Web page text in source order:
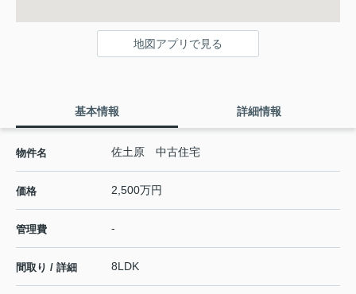
地図アプリで見る
基本情報 詳細情報
物件名 佐土原 中古住宅
価格 2,500万円
管理費 -
間取り / 詳細 8LDK